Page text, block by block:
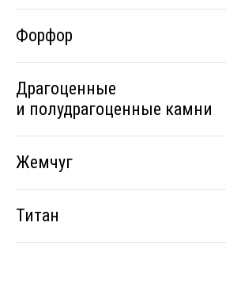
Форфор
Драгоценные
и полудрагоценные камни
Жемчуг
Титан